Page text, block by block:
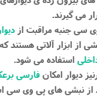
می گیرند.
سی جنبه مراقبت از
از ابزار آلاتی هستند
استفاده می شود.
دیوار امکانفارسی
از نبشی های پی وی سی